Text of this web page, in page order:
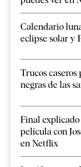
Calendario
eclipse solar y
Trucos
negras de las
Final explicado
película con
en Netflix